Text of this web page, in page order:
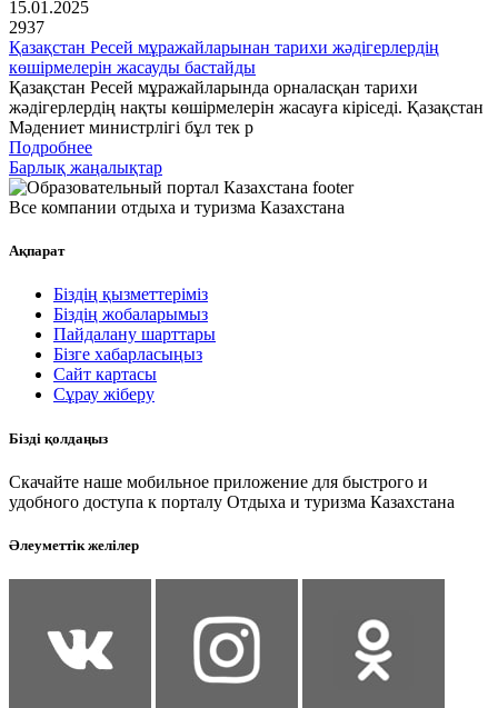
15.01.2025
2937
Қазақстан Ресей мұражайларынан тарихи жәдігерлердің
көшірмелерін жасауды бастайды
Қазақстан Ресей мұражайларында орналасқан тарихи
жәдігерлердің нақты көшірмелерін жасауға кіріседі. Қазақстан
Мәдениет министрлігі бұл тек р
Подробнее
Барлық жаңалықтар
Все компании отдыха и туризма Казахстана
Ақпарат
Біздің қызметтеріміз
Біздің жобаларымыз
Пайдалану шарттары
Бізге хабарласыңыз
Сайт картасы
Сұрау жіберу
Бізді қолдаңыз
Скачайте наше мобильное приложение для быстрого и
удобного доступа к порталу Отдыха и туризма Казахстана
Әлеуметтік желілер